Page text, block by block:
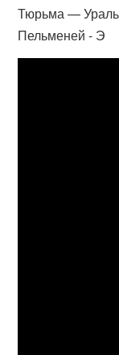
Тюрьма —
Пельменей - Э